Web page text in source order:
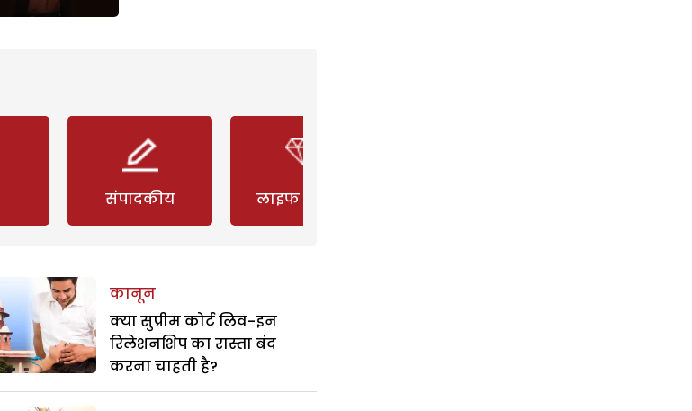
संपादकीय लाइफ स्टाइल
कानून
क्या सुप्रीम कोर्ट लिव-इन
रिलेशनशिप का रास्ता बंद
करना चाहती है?